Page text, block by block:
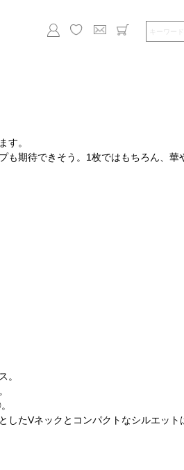
す。
期待できそう。1枚ではもちろん、華
。
たVネックとコンパクトなシルエット